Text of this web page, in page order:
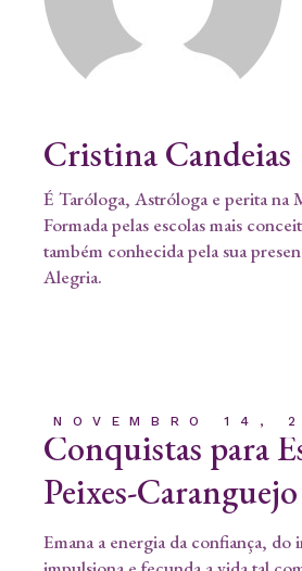
Cristina Candeias
É Taróloga, Astróloga e perita na
Formada pelas escolas mais
também conhecida pela sua
Alegria.
NOVEMBRO 14,
Conquistas para
Peixes-Caranguejo
Emana a energia da confiança, do